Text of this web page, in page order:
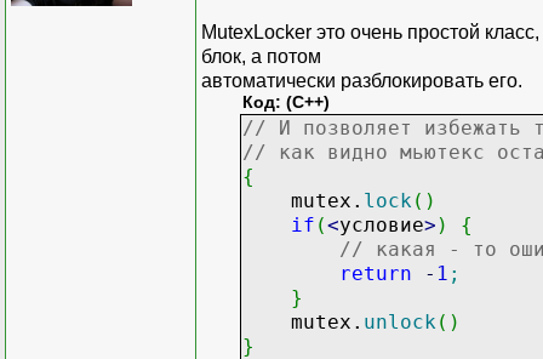
MutexLocker это очень простой
блок, а потом
автоматически разблокировать его.
Код: (C++)
// И позволяет избежать
// как видно мьютекс
{
mutex. lock ( )
if (<условие> )
{
// какая - то
return
- 1 ;
}
mutex. unlock ( )
}